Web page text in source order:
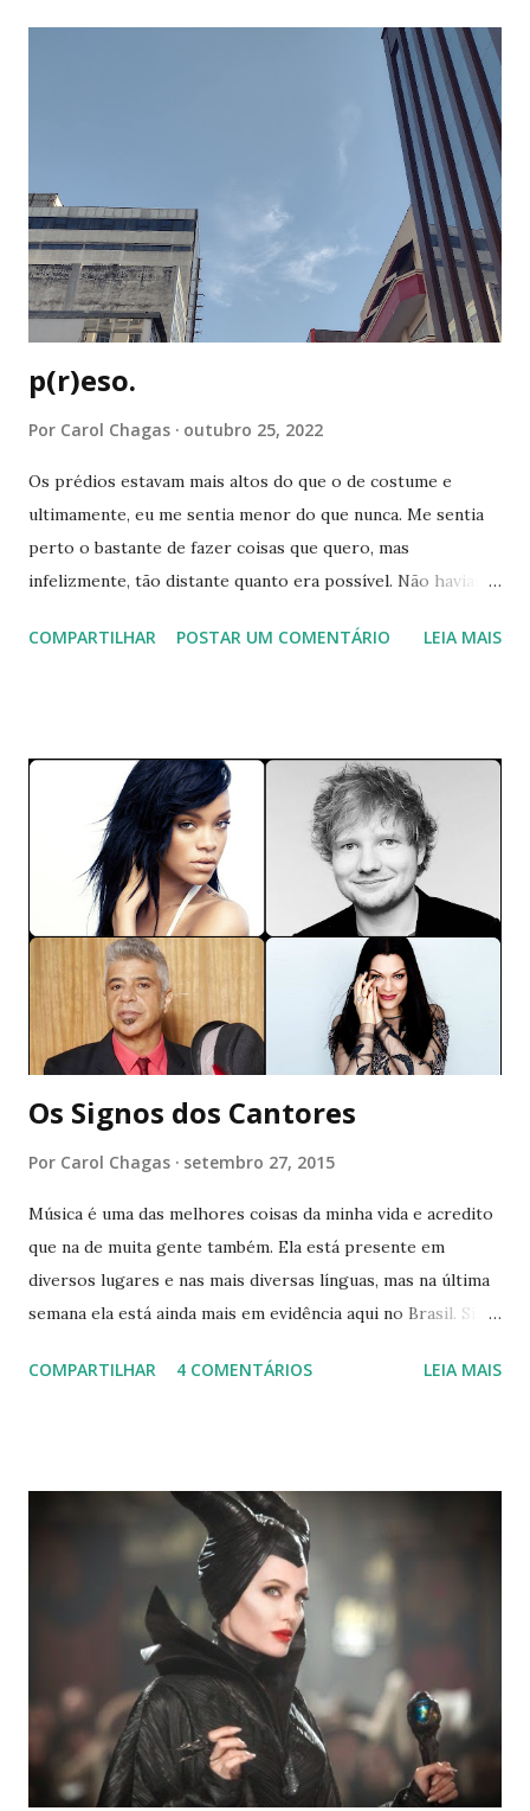
mesmo. De acordo com algumas teorias, os 7 monstrinhos
representariam a visão dos alemães sobre os judeus. Eles
eram vistos como monstros, possuíam o nariz bem grande,
e olha só que coincidência: No campo de concentração,
eram identificados por Números. Um dos personagens
usava um pijama listrado bem idêntico ao uniforme que os
judeus que eram presos tinham que usar, e eles também
moravam no sótão (local onde os judeus se escondiam).
Bob Esponja Para o ...
p(r)eso.
Por Carol Chagas outubro 25, 2022
Os prédios estavam mais altos do que o de costume e
ultimamente, eu me sentia menor do que nunca. Me sentia
perto o bastante de fazer coisas que quero, mas
infelizmente, tão distante quanto era possível. Não haviam
eu me sentia presa e predadora do que quer que estivesse
nada mais parecia estar definido. E isso me definhava aos
poucos. Me comia viva sem pedir troco, me dessensibilizava
a ponto de eu me sensibilizar com migalhas. Eu não era
mais minha ou de quem quer que fosse. Isso me frustrava.
Mais uma vez, me via ali estirada ao chão, como quem pede
ao mundo um pouco de carinho. Sempre perto de
aniversários. Ninguém continuava tendo respostas para as
coincidências que apareciam em determinados meses. Será
que esse ciclo torto sempre voltaria a se repetir? Eu ...
COMPARTILHAR POSTAR UM COMENTÁRIO LEIA MAIS
Os Signos dos Cantores
Por Carol Chagas setembro 27, 2015
Música é uma das melhores coisas da minha vida e acredito
que na de muita gente também. Ela está presente em
diversos lugares e nas mais diversas línguas, mas na última
semana ela está ainda mais em evidência aqui no Brasil. Sim,
decidi fazer um post sobre os cantores, mas de um jeitinho
procurar o aniversário dos cantores, resolvi reunir muitos
deles em um post :) Lembrando que podem existir
diferenças nos perfis que eu descrevi, dependendo do
ascendente e da posição das casas , okay? Agora vai lá, ler :P
Áries Os arianos são conhecidos por iniciar, colocar em
prática coisas que ainda não foram realizadas. E que, por
esse motivo, sempre são lembrados por seus feitos. Áries
é o tempo de começos e isso fica ainda mais evidente a...
COMPARTILHAR 4 COMENTÁRIOS LEIA MAIS